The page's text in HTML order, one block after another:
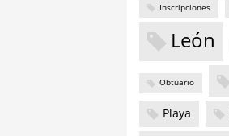
Inscripciones
León
Obtuario
Playa